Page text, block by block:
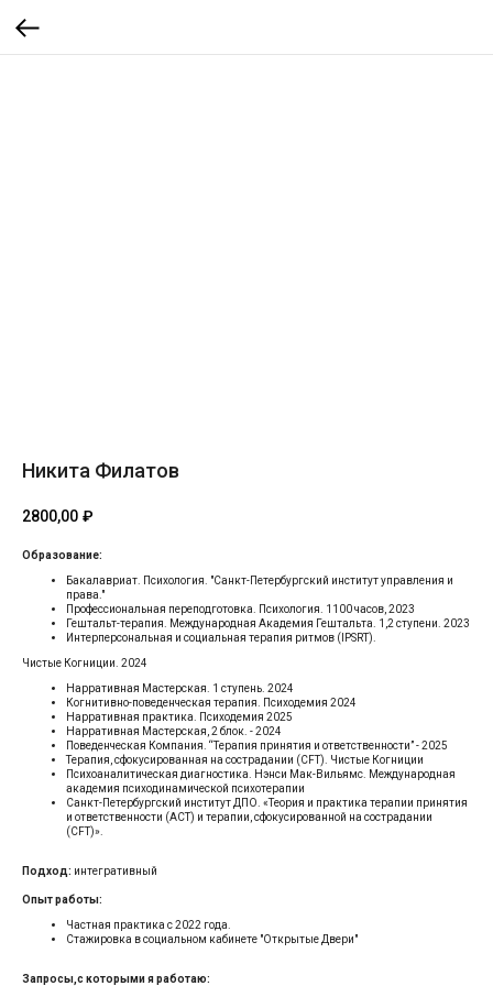
Никита Филатов
2800,00 ₽
Образование:
Бакалавриат. Психология. "Санкт-Петербургский институт управления и
права."
Профессиональная переподготовка. Психология. 1100 часов, 2023
Гештальт-терапия. Международная Академия Гештальта. 1,2 ступени. 2023
Интерперсональная и социальная терапия ритмов (IPSRT).
Чистые Когниции. 2024
Нарративная Мастерская. 1 ступень. 2024
Когнитивно-поведенческая терапия. Психодемия 2024
Нарративная практика. Психодемия 2025
Нарративная Мастерская, 2 блок. - 2024
Поведенческая Компания. “Терапия принятия и ответственности” - 2025
Терапия, сфокусированная на сострадании (CFT). Чистые Когниции
Психоаналитическая диагностика. Нэнси Мак-Вильямс. Международная
академия психодинамической психотерапии
Санкт-Петербургский институт ДПО. «Теория и практика терапии принятия
и ответственности (АСТ) и терапии, сфокусированной на сострадании
(CFT)».
Подход: интегративный
Опыт работы:
Частная практика с 2022 года.
Стажировка в социальном кабинете "Открытые Двери"
Запросы,с которыми я работаю: